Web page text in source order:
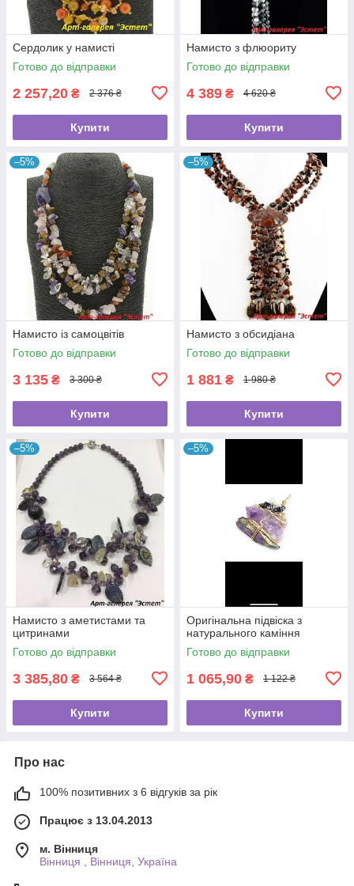
Сердолик у намисті
Готово до відправки
2 257,20 ₴ 2 376 ₴
Купити
Намисто з флюориту
Готово до відправки
4 389 ₴ 4 620 ₴
Купити
–5%
Намисто із самоцвітів
Готово до відправки
3 135 ₴ 3 300 ₴
Купити
–5%
Намисто з обсидіана
Готово до відправки
1 881 ₴ 1 980 ₴
Купити
–5%
Намисто з аметистами та
цитринами
Готово до відправки
3 385,80 ₴ 3 564 ₴
Купити
–5%
Оригінальна підвіска з
натурального каміння
Готово до відправки
1 065,90 ₴ 1 122 ₴
Купити
Про нас
100% позитивних з 6 відгуків за рік
Працює з 13.04.2013
м. Вінниця
Вінниця , Вінниця, Україна